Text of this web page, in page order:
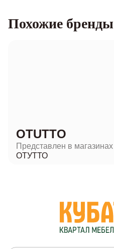
Похожие бренды
OTUTTO
Представлен в магазинах
ОТУТТО